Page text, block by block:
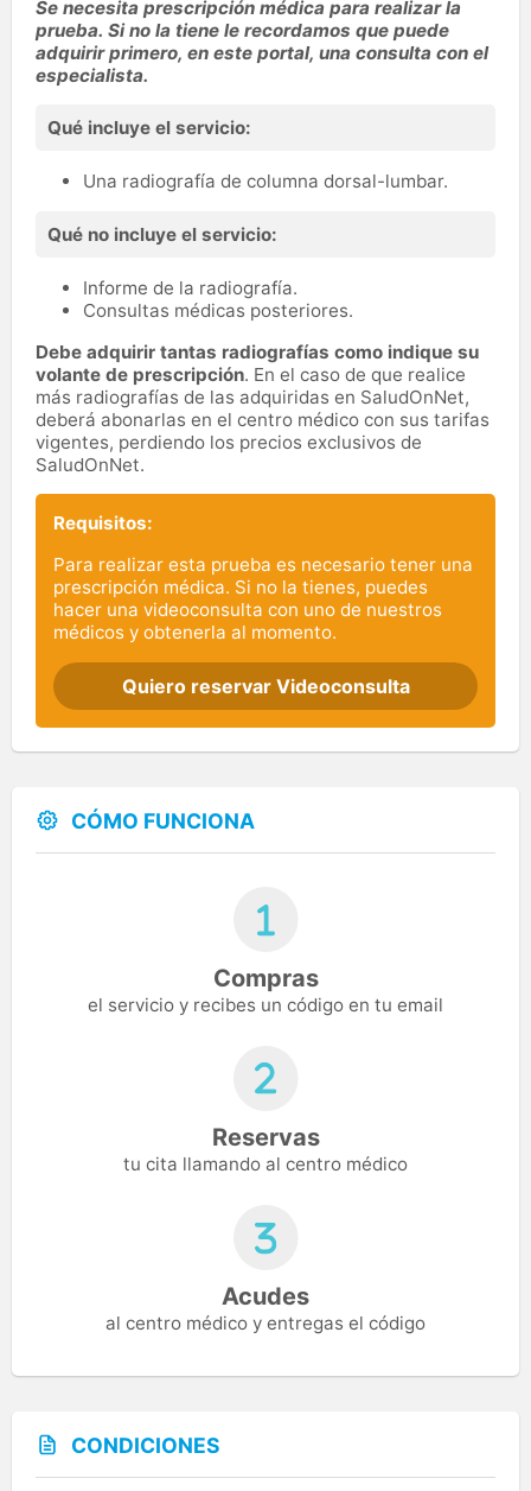
médicas.
Se necesita prescripción médica para realizar la
prueba. Si no la tiene le recordamos que puede
adquirir primero, en este portal, una consulta con el
especialista.
Qué incluye el servicio:
Una radiografía de columna dorsal-lumbar.
Qué no incluye el servicio:
Informe de la radiografía.
Consultas médicas posteriores.
Debe adquirir tantas radiografías como indique su
volante de prescripción. En el caso de que realice
más radiografías de las adquiridas en SaludOnNet,
deberá abonarlas en el centro médico con sus tarifas
vigentes, perdiendo los precios exclusivos de
SaludOnNet.
Requisitos:
Para realizar esta prueba es necesario tener una
prescripción médica. Si no la tienes, puedes
hacer una videoconsulta con uno de nuestros
médicos y obtenerla al momento.
Quiero reservar Videoconsulta
CÓMO FUNCIONA
Compras
el servicio y recibes un código en tu email
Reservas
tu cita llamando al centro médico
Acudes
al centro médico y entregas el código
CONDICIONES